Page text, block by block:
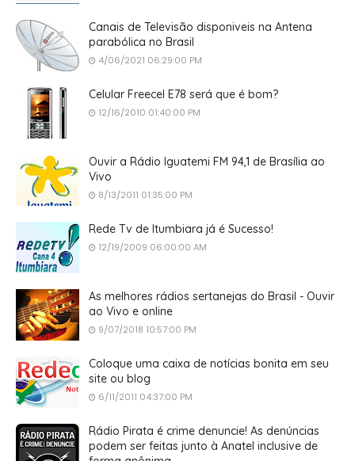
Canais de Televisão disponiveis na Antena
parabólica no Brasil
4/06/2021 06:29:00 PM
Celular Freecel E78 será que é bom?
12/16/2010 01:40:00 PM
Ouvir a Rádio Iguatemi FM 94,1 de Brasília ao
Vivo
8/13/2011 01:35:00 PM
Rede Tv de Itumbiara já é Sucesso!
12/19/2009 06:00:00 AM
As melhores rádios sertanejas do Brasil - Ouvir
ao Vivo e online
9/07/2018 10:57:00 PM
Coloque uma caixa de notícias bonita em seu
site ou blog
6/11/2011 04:37:00 PM
Rádio Pirata é crime denuncie! As denúncias
podem ser feitas junto à Anatel inclusive de